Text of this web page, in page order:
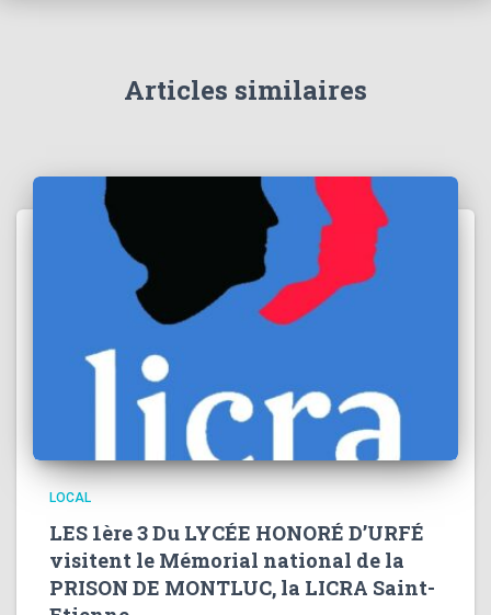
Articles similaires
LOCAL
LES 1ère 3 Du LYCÉE HONORÉ D’URFÉ
visitent le Mémorial national de la
PRISON DE MONTLUC, la LICRA Saint-